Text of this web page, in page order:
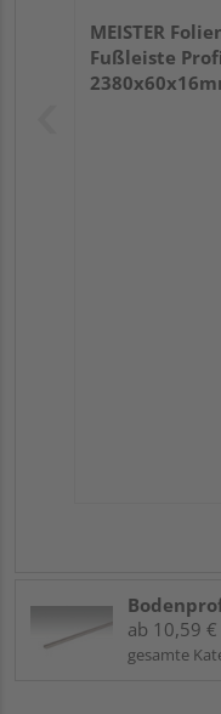
MEISTER
Fußleiste
ab 10,59
gesamte